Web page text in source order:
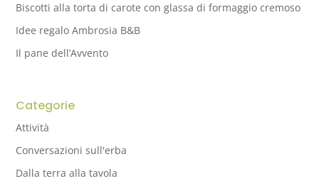
Biscotti alla torta di carote con glassa di formaggio cremoso
Idee regalo Ambrosia B&B
Il pane dell’Avvento
Categorie
Attività
Conversazioni sull'erba
Dalla terra alla tavola